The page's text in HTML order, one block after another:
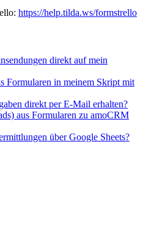
https://help.tilda.ws/formstrello
direkt auf mein
Formularen in meinem Skript mit
direkt per E-Mail erhalten?
aus Formularen zu amoCRM
über Google Sheets?